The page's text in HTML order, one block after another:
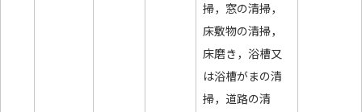
掃，窓の清掃，
床敷物の清掃，
床磨き，浴槽又
は浴槽がまの清
掃，道路の清